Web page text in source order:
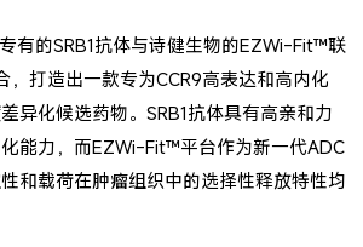
有的SRB1抗体与诗健生物的EZWi-Fit™联
打造出一款专为CCR9高表达和高内化
异化候选药物。SRB1抗体具有高亲和力
能力，而EZWi-Fit™平台作为新一代ADC
和载荷在肿瘤组织中的选择性释放特性均